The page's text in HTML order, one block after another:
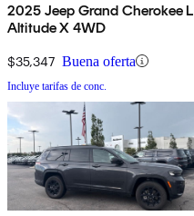
2025 Jeep Grand Cherokee L
Altitude X 4WD
$35,347 Buena oferta
Incluye tarifas de conc.